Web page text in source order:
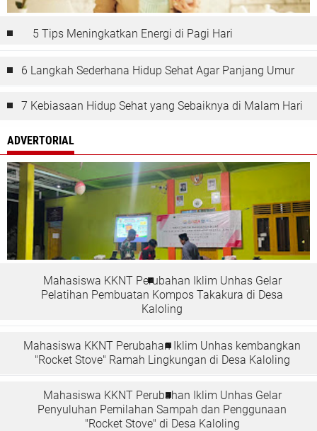
5 Tips Meningkatkan Energi di Pagi Hari
6 Langkah Sederhana Hidup Sehat Agar Panjang Umur
7 Kebiasaan Hidup Sehat yang Sebaiknya di Malam Hari
ADVERTORIAL
Mahasiswa KKNT Perubahan Iklim Unhas Gelar
Pelatihan Pembuatan Kompos Takakura di Desa
Kaloling
Mahasiswa KKNT Perubahan Iklim Unhas kembangkan
"Rocket Stove" Ramah Lingkungan di Desa Kaloling
Mahasiswa KKNT Perubahan Iklim Unhas Gelar
Penyuluhan Pemilahan Sampah dan Penggunaan
"Rocket Stove" di Desa Kaloling